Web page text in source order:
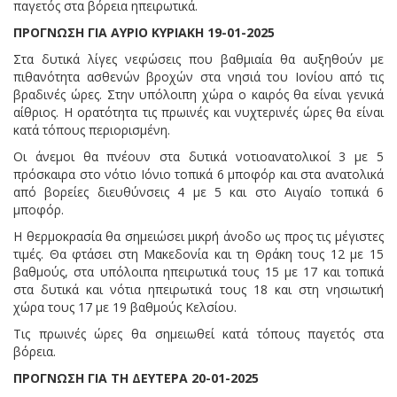
παγετός στα βόρεια ηπειρωτικά.
ΠΡΟΓΝΩΣΗ ΓΙΑ ΑΥΡΙΟ ΚΥΡΙΑΚΗ 19-01-2025
Στα δυτικά λίγες νεφώσεις που βαθμιαία θα αυξηθούν με
πιθανότητα ασθενών βροχών στα νησιά του Ιονίου από τις
βραδινές ώρες. Στην υπόλοιπη χώρα ο καιρός θα είναι γενικά
αίθριος. Η ορατότητα τις πρωινές και νυχτερινές ώρες θα είναι
κατά τόπους περιορισμένη.
Οι άνεμοι θα πνέουν στα δυτικά νοτιοανατολικοί 3 με 5
πρόσκαιρα στο νότιο Ιόνιο τοπικά 6 μποφόρ και στα ανατολικά
από βορείες διευθύνσεις 4 με 5 και στο Αιγαίο τοπικά 6
μποφόρ.
Η θερμοκρασία θα σημειώσει μικρή άνοδο ως προς τις μέγιστες
τιμές. Θα φτάσει στη Μακεδονία και τη Θράκη τους 12 με 15
βαθμούς, στα υπόλοιπα ηπειρωτικά τους 15 με 17 και τοπικά
στα δυτικά και νότια ηπειρωτικά τους 18 και στη νησιωτική
χώρα τους 17 με 19 βαθμούς Κελσίου.
Τις πρωινές ώρες θα σημειωθεί κατά τόπους παγετός στα
βόρεια.
ΠΡΟΓΝΩΣΗ ΓΙΑ ΤΗ ΔΕΥΤΕΡΑ 20-01-2025